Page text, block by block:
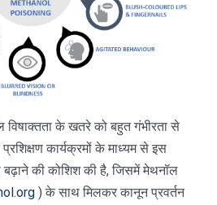
के खतरे को बहुत गंभीरता से
कार्यक्रमों के माध्यम से इस
की कोशिश की है, जिसमें मेथनॉल
) के साथ मिलकर कानून प्रवर्तन